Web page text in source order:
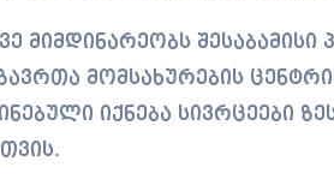
მიმდინარეობს
მომსახურების
იქნება სივრცეები